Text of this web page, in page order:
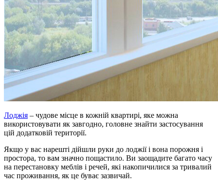
Лоджія – чудове місце в кожній квартирі, яке можна
використовувати як завгодно, головне знайти застосування
цій додатковій території.
Якщо у вас нарешті дійшли руки до лоджії і вона порожня і
простора, то вам значно пощастило. Ви заощадите багато часу
на перестановку меблів і речей, які накопичилися за тривалий
час проживання, як це буває зазвичай.